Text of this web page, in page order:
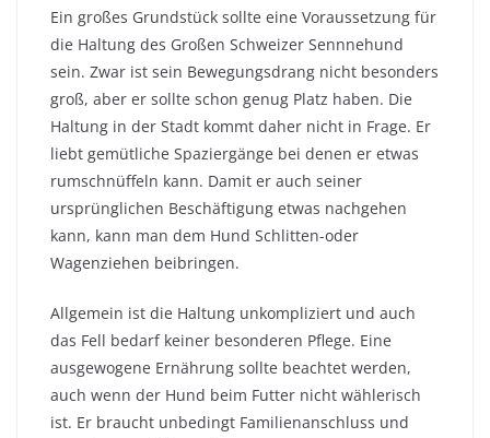
Ein großes Grundstück sollte eine Voraussetzung für
die Haltung des Großen Schweizer Sennnehund
sein. Zwar ist sein Bewegungsdrang nicht besonders
groß, aber er sollte schon genug Platz haben. Die
Haltung in der Stadt kommt daher nicht in Frage. Er
liebt gemütliche Spaziergänge bei denen er etwas
rumschnüffeln kann. Damit er auch seiner
ursprünglichen Beschäftigung etwas nachgehen
kann, kann man dem Hund Schlitten-oder
Wagenziehen beibringen.
Allgemein ist die Haltung unkompliziert und auch
das Fell bedarf keiner besonderen Pflege. Eine
ausgewogene Ernährung sollte beachtet werden,
auch wenn der Hund beim Futter nicht wählerisch
ist. Er braucht unbedingt Familienanschluss und